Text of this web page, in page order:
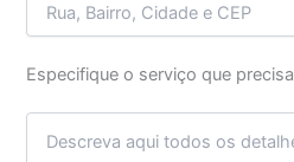
Especifique o serviço que precisa